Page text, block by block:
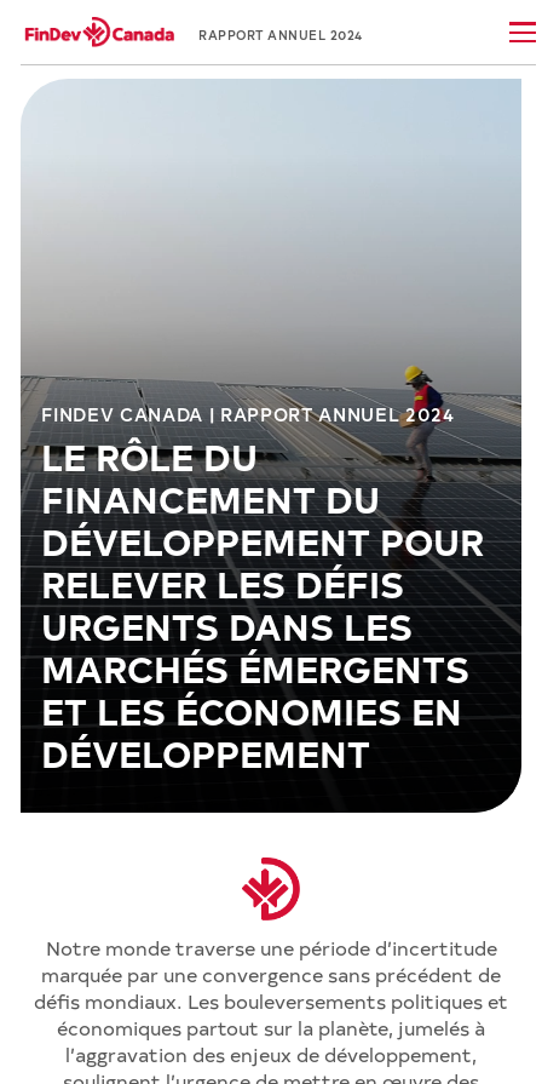
RAPPORT ANNUEL 2024
FINDEV CANADA | RAPPORT ANNUEL 2024
LE RÔLE DU
FINANCEMENT DU
DÉVELOPPEMENT POUR
RELEVER LES DÉFIS
URGENTS DANS LES
MARCHÉS ÉMERGENTS
ET LES ÉCONOMIES EN
DÉVELOPPEMENT
Notre monde traverse une période d’incertitude
marquée par une convergence sans précédent de
défis mondiaux. Les bouleversements politiques et
économiques partout sur la planète, jumelés à
l’aggravation des enjeux de développement,